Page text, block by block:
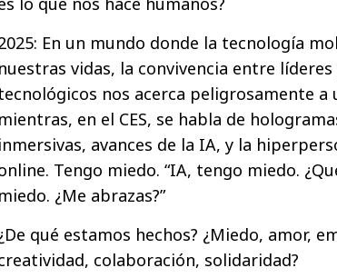
En un mundo donde la tecnología
nuestras vidas, la convivencia entre
nos acerca peligrosamente
mientras, en el CES, se habla de
inmersivas, avances de la IA, y la
Tengo miedo. “IA, tengo miedo.
miedo. ¿Me abrazas?”
qué estamos hechos? ¿Miedo, amor,
colaboración, solidaridad?